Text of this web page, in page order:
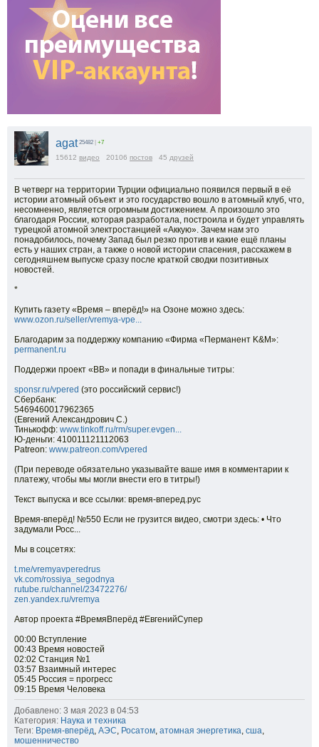
agat 25482 +7
15612 видео 20106 постов 45 друзей
В четверг на территории Турции официально появился первый в её
истории атомный объект и это государство вошло в атомный клуб, что,
несомненно, является огромным достижением. А произошло это
благодаря России, которая разработала, построила и будет управлять
турецкой атомной электростанцией «Аккую». Зачем нам это
понадобилось, почему Запад был резко против и какие ещё планы
есть у наших стран, а также о новой истории спасения, расскажем в
сегодняшнем выпуске сразу после краткой сводки позитивных
новостей.
*
Купить газету «Время – вперёд!» на Озоне можно здесь:
www.ozon.ru/seller/vremya-vpe...
Благодарим за поддержку компанию «Фирма «Перманент K&M»:
permanent.ru
Поддержи проект «ВВ» и попади в финальные титры:
sponsr.ru/vpered (это российский сервис!)
Сбербанк:
5469460017962365
(Евгений Александрович С.)
Тинькофф: www.tinkoff.ru/rm/super.evgen...
Ю-деньги: 410011121112063
Patreon: www.patreon.com/vpered
(При переводе обязательно указывайте ваше имя в комментарии к
платежу, чтобы мы могли внести его в титры!)
Текст выпуска и все ссылки: время-вперед.рус
Время-вперёд! №550 Если не грузится видео, смотри здесь: • Что
задумали Росс...
Мы в соцсетях:
t.me/vremyavperedrus
vk.com/rossiya_segodnya
rutube.ru/channel/23472276/
zen.yandex.ru/vremya
Автор проекта #ВремяВперёд #ЕвгенийСупер
00:00 Вступление
00:43 Время новостей
02:02 Станция №1
03:57 Взаимный интерес
05:45 Россия = прогресс
09:15 Время Человека
Добавлено: 3 мая 2023 в 04:53
Категория: Наука и техника
Теги: Время-вперёд, АЭС, Росатом, атомная энергетика, сша,
мошенничество